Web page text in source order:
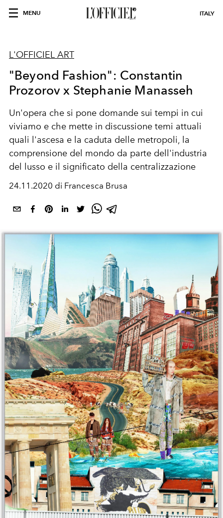
MENU ITALY
L'OFFICIEL ART
"Beyond Fashion": Constantin
Prozorov x Stephanie Manasseh
Un'opera che si pone domande sui tempi in cui
viviamo e che mette in discussione temi attuali
quali l'ascesa e la caduta delle metropoli, la
comprensione del mondo da parte dell'industria
del lusso e il significato della centralizzazione
24.11.2020 di Francesca Brusa